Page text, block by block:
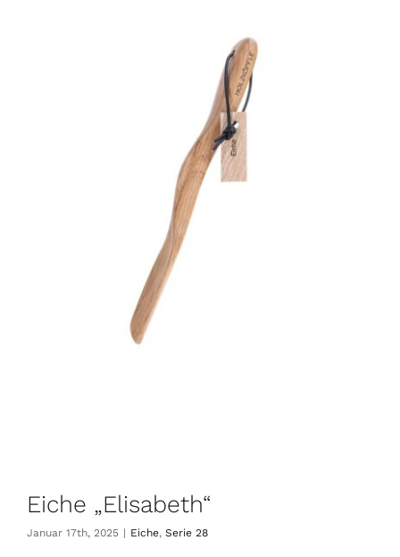
Eiche „Elisabeth“
Januar 17th, 2025 | Eiche, Serie 28